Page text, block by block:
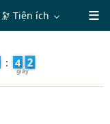
🔭Tiện ích
: 4 4